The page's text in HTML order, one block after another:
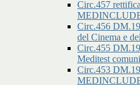
Circ.457
Circ.456
del Cinema e
Circ.455
Meditest
Circ.453